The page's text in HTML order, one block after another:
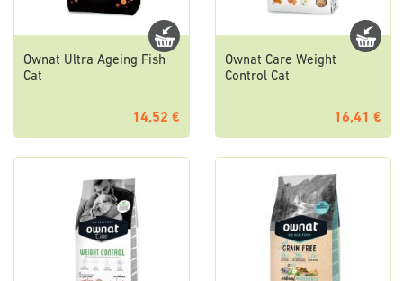
Ownat Ultra Ageing Fish
Cat
14,52 €
Ownat Care Weight
Control Cat
16,41 €